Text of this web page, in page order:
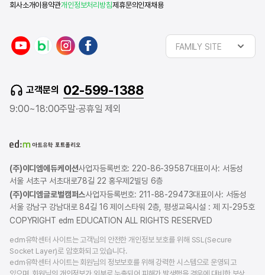
회사소개이용약관개인정보처리방침제휴문의 인재채용
FAMILY SITE
고객문의 02-599-1388
9:00~18:00주말·공휴일 제외
(주)이디엠에듀케이션사업자등록번호: 220-86-39587대표이사: 서동성
서울 서초구 서초대로78길 22 홍우제2빌딩 6층
(주)이디엠글로벌캠퍼스사업자등록번호: 211-88-29473대표이사: 서동성
서울 강남구 강남대로 84길 16 제이스타워 2층, 평생교육시설 : 제 지-295호
COPYRIGHT edm EDUCATION ALL RIGHTS RESERVED
edm유학센터 사이트는 고객님의 안전한 개인정보 보호를 위해 SSL(Secure
Socket Layer)로 암호화되고 있습니다.
edm유학센터 사이트는 회원님의 정보보호를 위해 강력한 시스템으로 운영되고